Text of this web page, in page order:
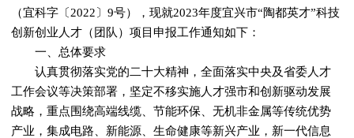
（宜科字〔2022〕9号），现就2023年度宜兴市“陶都英才”科技
创新创业人才（团队）项目申报工作通知如下：
一、总体要求
认真贯彻落实党的二十大精神，全面落实中央及省委人才
工作会议等决策部署，坚定不移实施人才强市和创新驱动发展
战略，重点围绕高端线缆、节能环保、无机非金属等传统优势
产业，集成电路、新能源、生命健康等新兴产业，新一代信息